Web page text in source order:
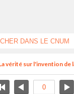
vérité sur l'invention de